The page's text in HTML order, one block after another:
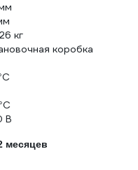
кг
коробка
В
месяцев